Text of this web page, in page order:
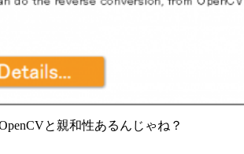
と親和性あるんじゃね？